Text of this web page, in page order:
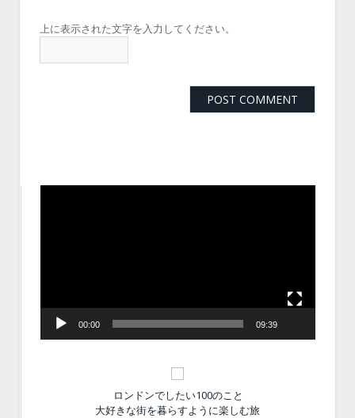
上に表示された文字を入力してください。
00:00 09:39
ロンドンでしたい100のこと
大好きな街を暮らすように楽しむ旅